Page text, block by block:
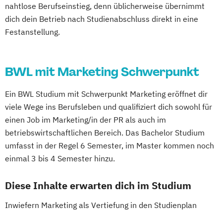
nahtlose Berufseinstieg, denn üblicherweise übernimmt
dich dein Betrieb nach Studienabschluss direkt in eine
Festanstellung.
BWL mit Marketing Schwerpunkt
Ein BWL Studium mit Schwerpunkt Marketing eröffnet dir
viele Wege ins Berufsleben und qualifiziert dich sowohl für
einen Job im Marketing/in der PR als auch im
betriebswirtschaftlichen Bereich. Das Bachelor Studium
umfasst in der Regel 6 Semester, im Master kommen noch
einmal 3 bis 4 Semester hinzu.
Diese Inhalte erwarten dich im Studium
Inwiefern Marketing als Vertiefung in den Studienplan